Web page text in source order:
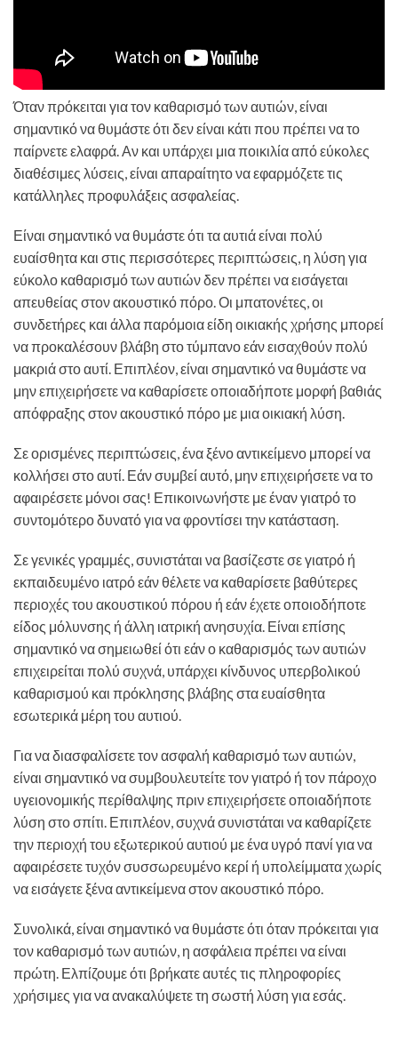
Όταν πρόκειται για τον καθαρισμό των αυτιών, είναι
σημαντικό να θυμάστε ότι δεν είναι κάτι που πρέπει να το
παίρνετε ελαφρά. Αν και υπάρχει μια ποικιλία από εύκολες
διαθέσιμες λύσεις, είναι απαραίτητο να εφαρμόζετε τις
κατάλληλες προφυλάξεις ασφαλείας.
Είναι σημαντικό να θυμάστε ότι τα αυτιά είναι πολύ
ευαίσθητα και στις περισσότερες περιπτώσεις, η λύση για
εύκολο καθαρισμό των αυτιών δεν πρέπει να εισάγεται
απευθείας στον ακουστικό πόρο. Οι μπατονέτες, οι
συνδετήρες και άλλα παρόμοια είδη οικιακής χρήσης μπορεί
να προκαλέσουν βλάβη στο τύμπανο εάν εισαχθούν πολύ
μακριά στο αυτί. Επιπλέον, είναι σημαντικό να θυμάστε να
μην επιχειρήσετε να καθαρίσετε οποιαδήποτε μορφή βαθιάς
απόφραξης στον ακουστικό πόρο με μια οικιακή λύση.
Σε ορισμένες περιπτώσεις, ένα ξένο αντικείμενο μπορεί να
κολλήσει στο αυτί. Εάν συμβεί αυτό, μην επιχειρήσετε να το
αφαιρέσετε μόνοι σας! Επικοινωνήστε με έναν γιατρό το
συντομότερο δυνατό για να φροντίσει την κατάσταση.
Σε γενικές γραμμές, συνιστάται να βασίζεστε σε γιατρό ή
εκπαιδευμένο ιατρό εάν θέλετε να καθαρίσετε βαθύτερες
περιοχές του ακουστικού πόρου ή εάν έχετε οποιοδήποτε
είδος μόλυνσης ή άλλη ιατρική ανησυχία. Είναι επίσης
σημαντικό να σημειωθεί ότι εάν ο καθαρισμός των αυτιών
επιχειρείται πολύ συχνά, υπάρχει κίνδυνος υπερβολικού
καθαρισμού και πρόκλησης βλάβης στα ευαίσθητα
εσωτερικά μέρη του αυτιού.
Για να διασφαλίσετε τον ασφαλή καθαρισμό των αυτιών,
είναι σημαντικό να συμβουλευτείτε τον γιατρό ή τον πάροχο
υγειονομικής περίθαλψης πριν επιχειρήσετε οποιαδήποτε
λύση στο σπίτι. Επιπλέον, συχνά συνιστάται να καθαρίζετε
την περιοχή του εξωτερικού αυτιού με ένα υγρό πανί για να
αφαιρέσετε τυχόν συσσωρευμένο κερί ή υπολείμματα χωρίς
να εισάγετε ξένα αντικείμενα στον ακουστικό πόρο.
Συνολικά, είναι σημαντικό να θυμάστε ότι όταν πρόκειται για
τον καθαρισμό των αυτιών, η ασφάλεια πρέπει να είναι
πρώτη. Ελπίζουμε ότι βρήκατε αυτές τις πληροφορίες
χρήσιμες για να ανακαλύψετε τη σωστή λύση για εσάς.